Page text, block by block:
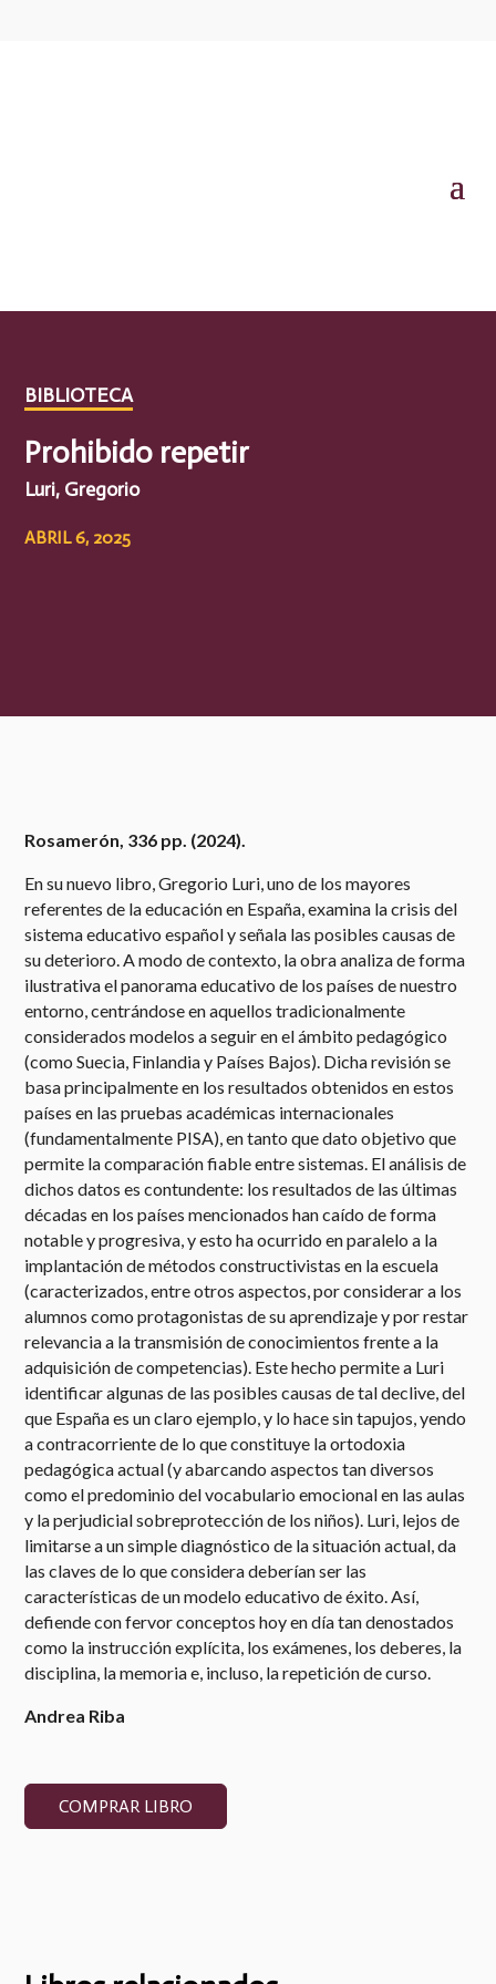
BIBLIOTECA
Prohibido repetir
Luri, Gregorio
ABRIL 6, 2025
Rosamerón, 336 pp. (2024).
En su nuevo libro, Gregorio Luri, uno de los mayores
referentes de la educación en España, examina la crisis del
sistema educativo español y señala las posibles causas de
su deterioro. A modo de contexto, la obra analiza de forma
ilustrativa el panorama educativo de los países de nuestro
entorno, centrándose en aquellos tradicionalmente
considerados modelos a seguir en el ámbito pedagógico
(como Suecia, Finlandia y Países Bajos). Dicha revisión se
basa principalmente en los resultados obtenidos en estos
países en las pruebas académicas internacionales
(fundamentalmente PISA), en tanto que dato objetivo que
permite la comparación fiable entre sistemas. El análisis de
dichos datos es contundente: los resultados de las últimas
décadas en los países mencionados han caído de forma
notable y progresiva, y esto ha ocurrido en paralelo a la
implantación de métodos constructivistas en la escuela
(caracterizados, entre otros aspectos, por considerar a los
alumnos como protagonistas de su aprendizaje y por restar
relevancia a la transmisión de conocimientos frente a la
adquisición de competencias). Este hecho permite a Luri
identificar algunas de las posibles causas de tal declive, del
que España es un claro ejemplo, y lo hace sin tapujos, yendo
a contracorriente de lo que constituye la ortodoxia
pedagógica actual (y abarcando aspectos tan diversos
como el predominio del vocabulario emocional en las aulas
y la perjudicial sobreprotección de los niños). Luri, lejos de
limitarse a un simple diagnóstico de la situación actual, da
las claves de lo que considera deberían ser las
características de un modelo educativo de éxito. Así,
defiende con fervor conceptos hoy en día tan denostados
como la instrucción explícita, los exámenes, los deberes, la
disciplina, la memoria e, incluso, la repetición de curso.
Andrea Riba
COMPRAR LIBRO